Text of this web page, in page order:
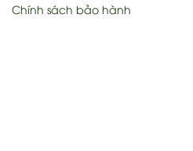
Chính sách bảo hành